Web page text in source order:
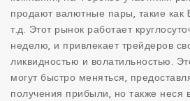
продают валютные пары, такие как
т.д. Этот рынок работает
неделю, и привлекает трейдеров
ликвидностью и волатильностью.
могут быстро меняться,
получения прибыли, но также неся